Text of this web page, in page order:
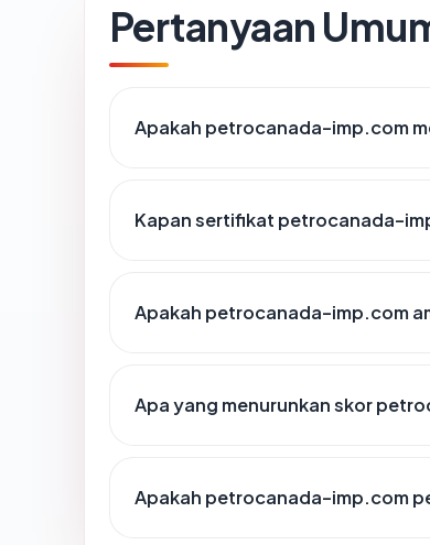
Pertanyaan
Apakah petrocanada-imp.com
Kapan sertifikat petrocanada-
Apakah petrocanada-imp.com
Apa yang menurunkan skor
Apakah petrocanada-imp.com